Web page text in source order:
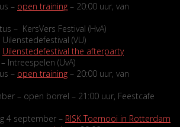
– open training – 20:00 uur, van
– KersVers Festival (HvA)
(VU)
Uilenstedefestival the afterparty
Intreespelen (UvA)
– open training – 20:00 uur, van
– open borrel – 21:00 uur, Feestcafe
4 september – RISK Toernooi in Rotterdam